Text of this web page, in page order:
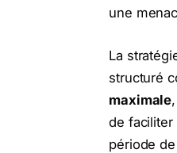
une
La
structuré
maximale
de faciliter
période